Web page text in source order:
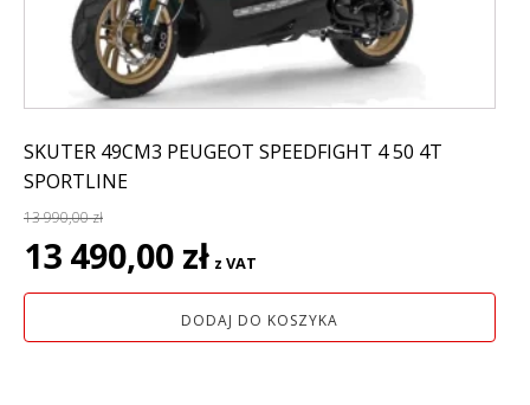
SKUTER 49CM3 PEUGEOT SPEEDFIGHT 4 50 4T
SPORTLINE
13 990,00zł
Pierwotna
cena
wynosiła:
13
13 490,00 zł cena
wynosi:
13
z VAT
DODAJ DO KOSZYKA